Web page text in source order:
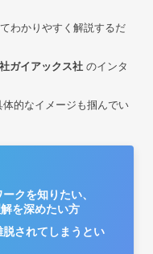
わかりやすく解説するだ
ガイアックス社 のインタ
体的なイメージも掴んでい
クを知りたい、
を深めたい方
されてしまうとい